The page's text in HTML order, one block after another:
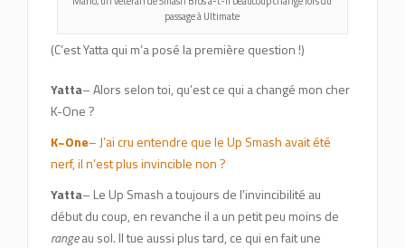
passage à Ultimate
(C’est Yatta qui m’a posé la première question !)
Yatta– Alors selon toi, qu’est ce qui a changé mon cher
K-One ?
K~One– J’ai cru entendre que le Up Smash avait été
nerf, il n’est plus invincible non ?
Yatta– Le Up Smash a toujours de l’invincibilité au
début du coup, en revanche il a un petit peu moins de
rangeau sol. Il tue aussi plus tard, ce qui en fait une